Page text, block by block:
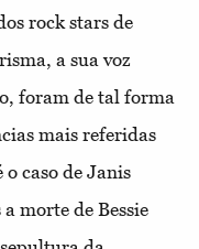
rock stars de
a sua voz
foram de tal forma
mais referidas
caso de Janis
morte de Bessie